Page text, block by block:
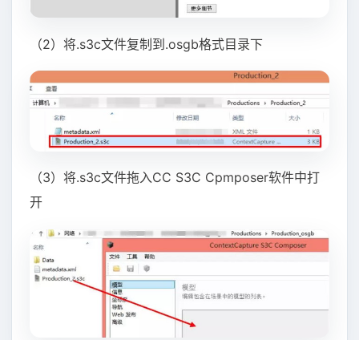
（2）将.s3c文件复制到.osgb格式目录下
（3）将.s3c文件拖入CC S3C Cpmposer软件中打
开